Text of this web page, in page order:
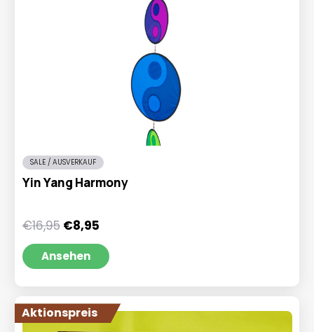
SALE / AUSVERKAUF
Yin Yang Harmony
€16,95 Ursprünglicher
Preis
war:
€16,95
€8,95Aktueller
Preis
ist:
€8,95.
Ansehen
Aktionspreis